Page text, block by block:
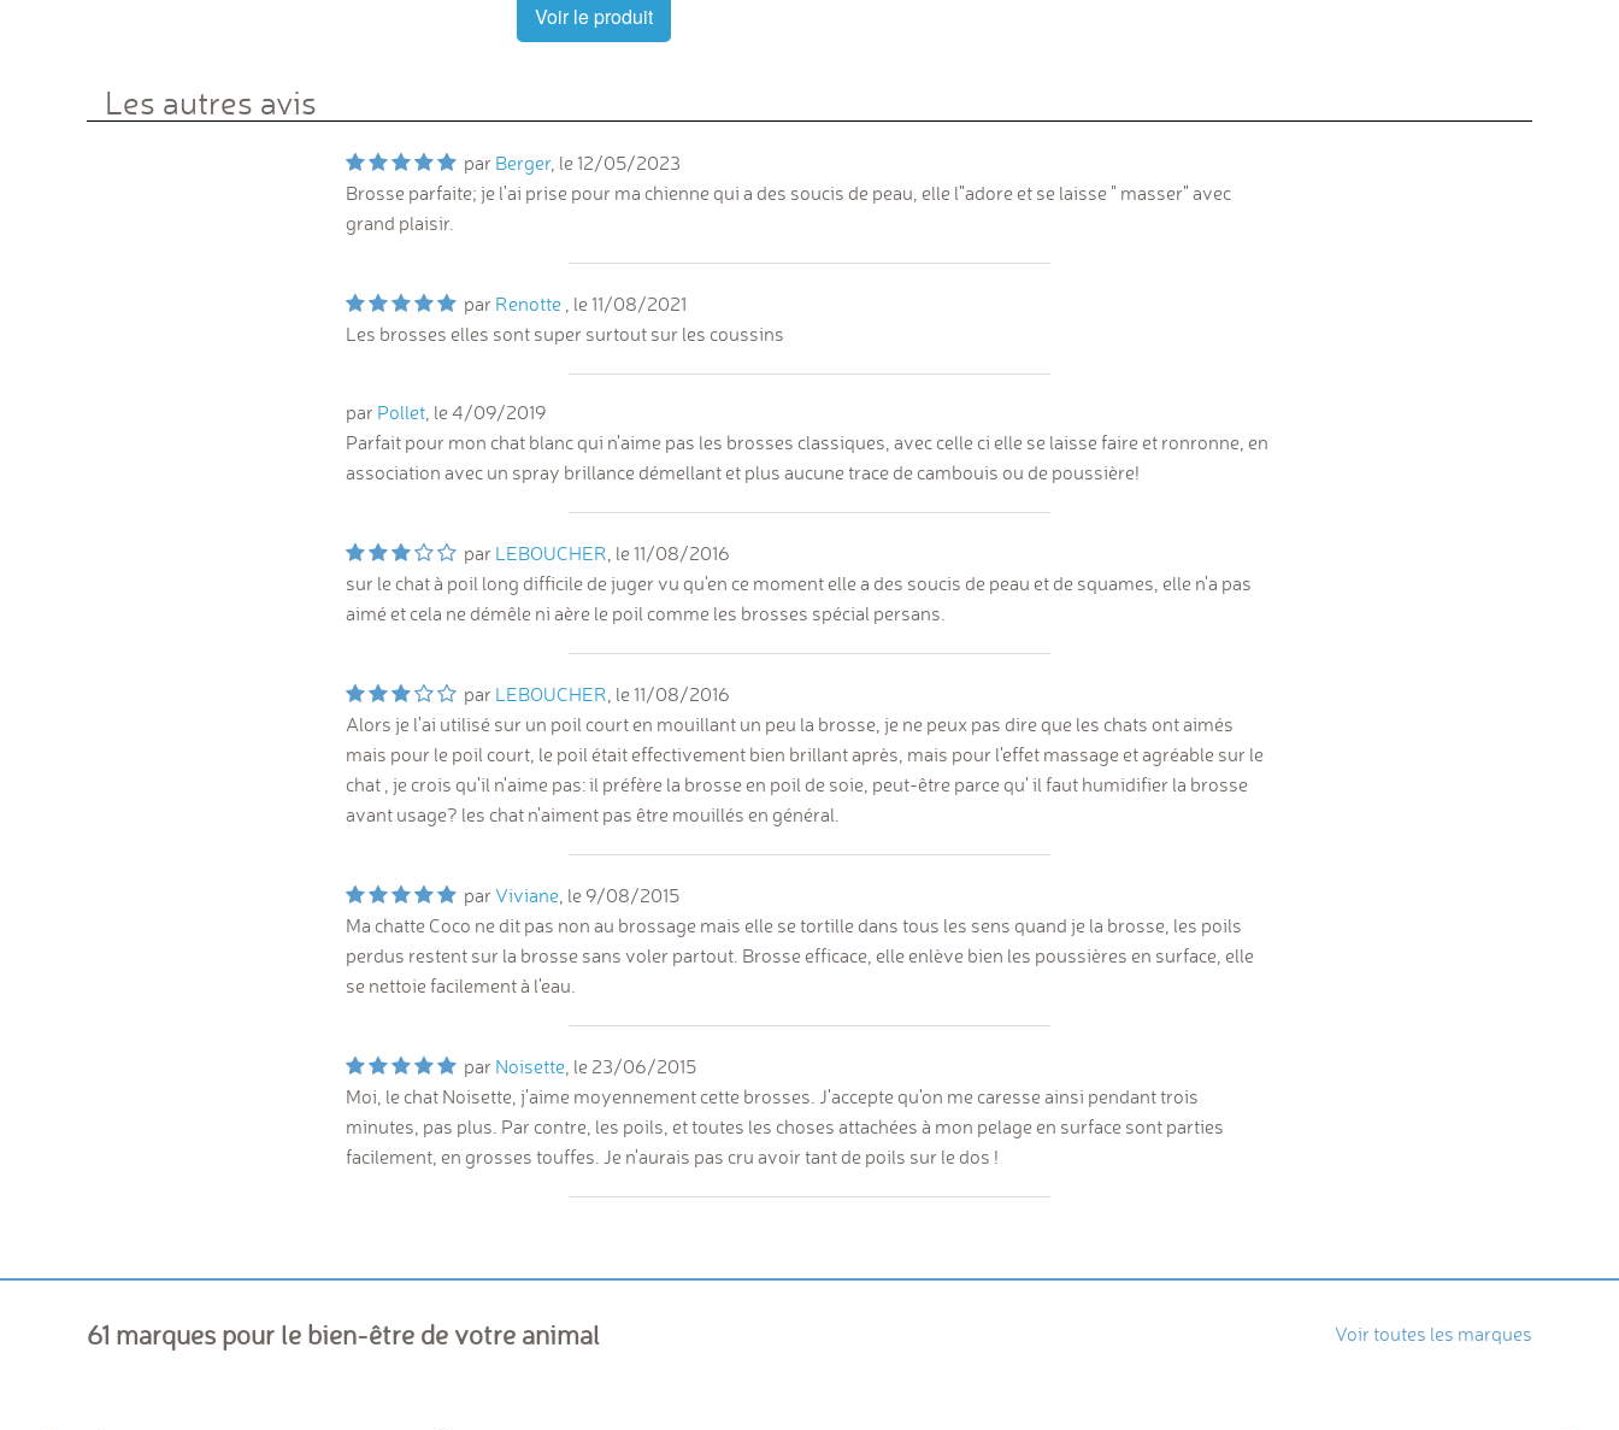
Voir le produit
Les autres avis
par Berger, le 12/05/2023
Brosse parfaite; je l'ai prise pour ma chienne qui a des soucis de peau, elle l"adore et se laisse " masser" avec
grand plaisir.
par Renotte , le 11/08/2021
Les brosses elles sont super surtout sur les coussins
par Pollet, le4/09/2019
Parfait pour mon chat blanc qui n'aime pas les brosses classiques, avec celle ci elle se laisse faire et ronronne, en
association avec un spray brillance démellant et plus aucune trace de cambouis ou de poussière!
par LEBOUCHER, le 11/08/2016
sur le chat à poil long difficile de juger vu qu'en ce moment elle a des soucis de peau et de squames, elle n'a pas
aimé et cela ne démêle ni aère le poil comme les brosses spécial persans.
par LEBOUCHER, le 11/08/2016
Alors je l'ai utilisé sur un poil court en mouillant un peu la brosse, je ne peux pas dire que les chats ont aimés
mais pour le poil court, le poil était effectivement bien brillant après, mais pour l'effet massage et agréable sur le
chat , je crois qu'il n'aime pas: il préfère la brosse en poil de soie, peut-être parce qu' il faut humidifier la brosse
avant usage? les chat n'aiment pas être mouillés en général.
par Viviane, le 9/08/2015
Ma chatte Coco ne dit pas non au brossage mais elle se tortille dans tous les sens quand je la brosse, les poils
perdus restent sur la brosse sans voler partout. Brosse efficace, elle enlève bien les poussières en surface, elle
se nettoie facilement à l'eau.
par Noisette, le 23/06/2015
Moi, le chat Noisette, j'aime moyennement cette brosses. J'accepte qu'on me caresse ainsi pendant trois
minutes, pas plus. Par contre, les poils, et toutes les choses attachées à mon pelage en surface sont parties
facilement, en grosses touffes. Je n'aurais pas cru avoir tant de poils sur le dos !
61 marques pour le bien-être de votre animal Voir toutes les marques